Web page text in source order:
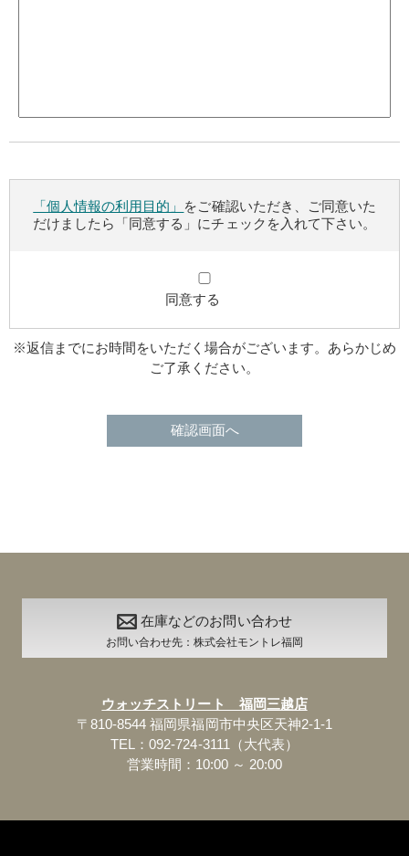
「個人情報の利用目的」 をご確認いただき、ご同意いた
だけましたら「同意する」にチェックを入れて下さい。
同意する
※返信までにお時間をいただく場合がございます。あらかじめ
ご了承ください。
在庫などのお問い合わせ
お問い合わせ先：株式会社モントレ福岡
ウォッチストリート 福岡三越店
〒810-8544 福岡県福岡市中央区天神2-1-1
TEL：092-724-3111（大代表）
営業時間：10:00 ～ 20:00